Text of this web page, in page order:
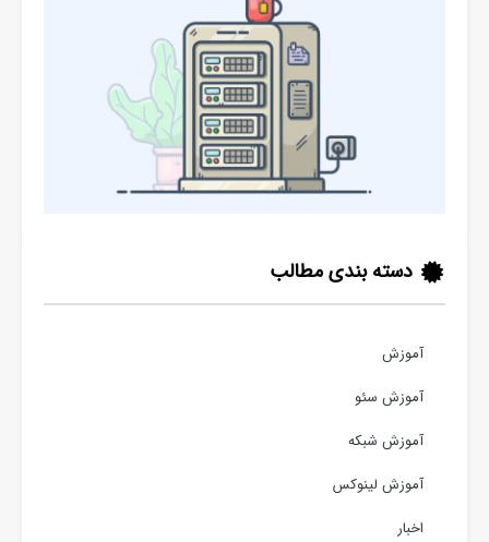
دسته بندی مطالب
آموزش
آموزش سئو
آموزش شبکه
آموزش لینوکس
اخبار